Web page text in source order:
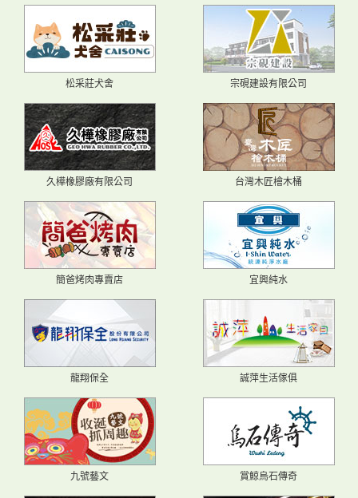
松采莊犬舍 宗硯建設有限公司
久樺橡膠廠有限公司 台灣木匠檜木桶
簡爸烤肉專賣店 宜興純水
龍翔保全 誠萍生活傢俱
九號藝文 賞鯨烏石傳奇